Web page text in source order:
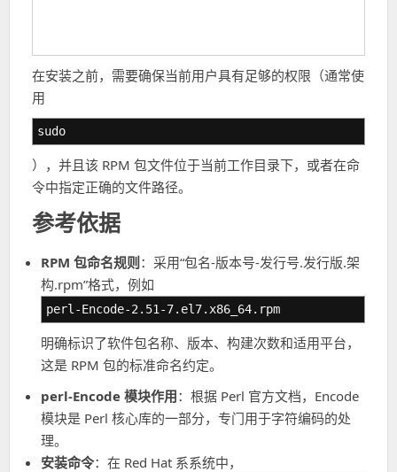
在安装之前，需要确保当前用户具有足够的权限（通常使
用
sudo
），并且该 RPM 包文件位于当前工作目录下，或者在命
令中指定正确的文件路径。
参考依据
RPM 包命名规则 ：采用“包名-版本号-发行号.发行版.架
构.rpm”格式，例如
perl-Encode-2.51-7.el7.x86_64.rpm
明确标识了软件包名称、版本、构建次数和适用平台，
这是 RPM 包的标准命名约定。
perl-Encode 模块作用：根据 Perl 官方文档，Encode
模块是 Perl 核心库的一部分，专门用于字符编码的处
理。
安装命令：在 Red Hat 系系统中，